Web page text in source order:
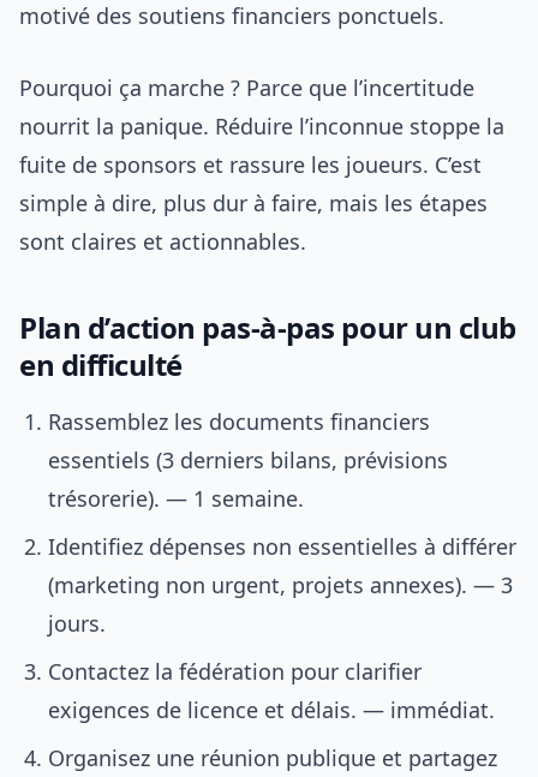
motivé des soutiens financiers ponctuels.
Pourquoi ça marche ? Parce que l’incertitude
nourrit la panique. Réduire l’inconnue stoppe la
fuite de sponsors et rassure les joueurs. C’est
simple à dire, plus dur à faire, mais les étapes
sont claires et actionnables.
Plan d’action pas-à-pas pour un club
en difficulté
Rassemblez les documents financiers
essentiels (3 derniers bilans, prévisions
trésorerie). — 1 semaine.
Identifiez dépenses non essentielles à différer
(marketing non urgent, projets annexes). — 3
jours.
Contactez la fédération pour clarifier
exigences de licence et délais. — immédiat.
Organisez une réunion publique et partagez